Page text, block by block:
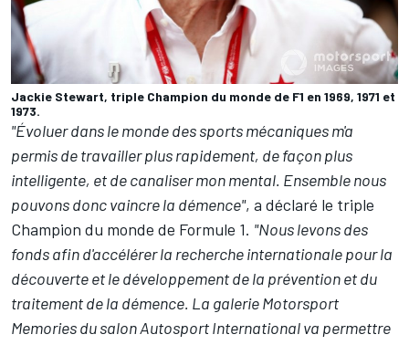
Jackie Stewart, triple Champion du monde de F1 en 1969, 1971 et
1973.
"Évoluer dans le monde des sports mécaniques m'a
permis de travailler plus rapidement, de façon plus
intelligente, et de canaliser mon mental. Ensemble nous
pouvons donc vaincre la démence", a déclaré le triple
Champion du monde de Formule 1. "Nous levons des
fonds afin d'accélérer la recherche internationale pour la
découverte et le développement de la prévention et du
traitement de la démence. La galerie Motorsport
Memories du salonAutosport Internationalva permettre